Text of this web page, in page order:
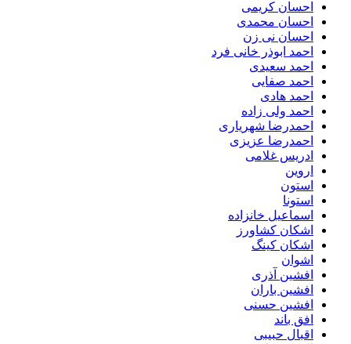
احسان کریمی
احسان محمدی
احسان نی زن
احمد ابوذر خانی فرد
احمد سعیدی
احمد صفایی
احمد هادی
احمد ولی زاده
احمدرضا شهریاری
احمدرضا عزیزی
ادریس غلامی
اروین
استون
استونا
اسماعیل خانزاده
اشکان کشاورز
اشکان کینگ
اشوان
افشین آذری
افشین باران
افشین حسنی
افق باند
اقبال حبیبی